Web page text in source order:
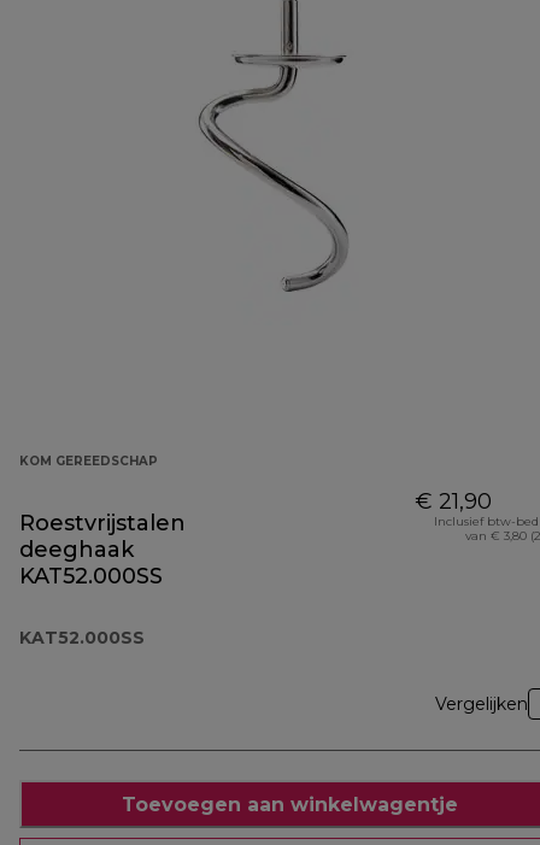
KOM GEREEDSCHAP
Roestvrijstalen
deeghaak
KAT52.000SS
KAT52.000SS
€ 21,90
Inclusief btw-
van € 3,80
Vergelijken
Toevoegen aan winkelwagentje